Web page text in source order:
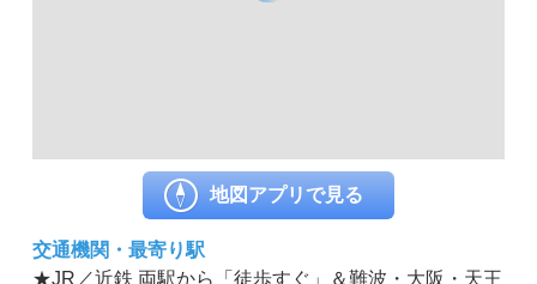
地図アプリで見る
交通機関・最寄り駅
★JR／近鉄 両駅から「徒歩すぐ」＆難波・大阪・天王